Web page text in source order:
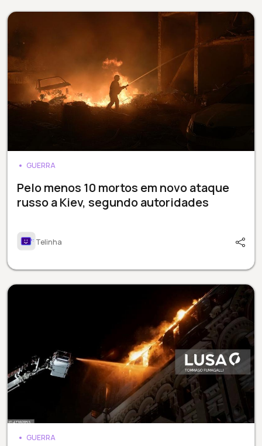
GUERRA
Pelo menos 10 mortos em novo ataque
russo a Kiev, segundo autoridades
Telinha
GUERRA